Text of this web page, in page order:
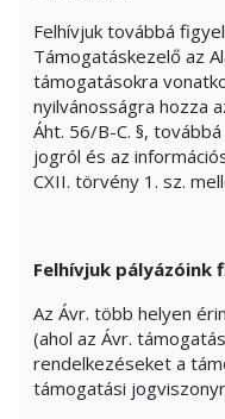
Felhívjuk továbbá
Támogatáskezelő az
támogatásokra
nyilvánosságra hozza
Áht. 56/B-C. §,
jogról és az
CXII. törvény 1. sz.
Felhívjuk pályázóink
Az Ávr. több helyen
(ahol az Ávr.
rendelkezéseket a
támogatási